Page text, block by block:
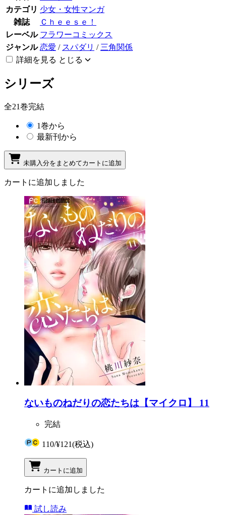
カテゴリ 少女・女性マンガ
雑誌
Ｃｈｅｅｓｅ！
レーベル フラワーコミックス
ジャンル 恋愛 / スパダリ / 三角関係
詳細を見る とじる
シリーズ
全21巻完結
1巻から
最新刊から
未購入分をまとめてカートに追加
カートに追加しました
ないものねだりの恋たちは【マイクロ】 11
完結
110/¥121(税込)
カートに追加
カートに追加しました
試し読み